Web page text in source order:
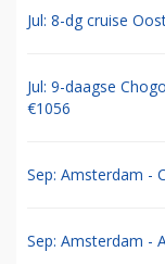
Jul: 8-dg cruise
Jul: 9-daagse
€1056
Sep: Amsterdam -
Sep: Amsterdam -